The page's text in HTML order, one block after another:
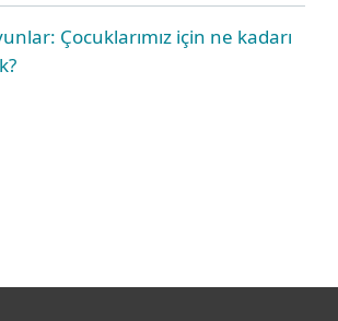
Çocuklarımız için ne kadarı